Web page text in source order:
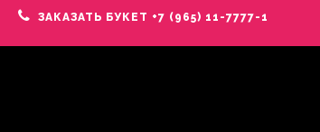
ЗАКАЗАТЬ БУКЕТ +7 (965) 11-7777-1